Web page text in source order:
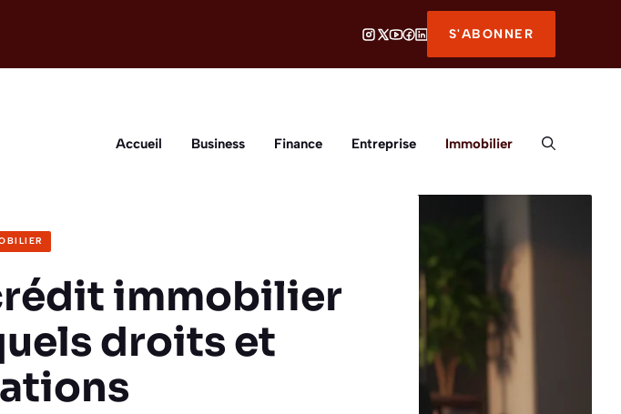
S'ABONNER
Accueil Business Finance Entreprise Immobilier
immobilier
droits et